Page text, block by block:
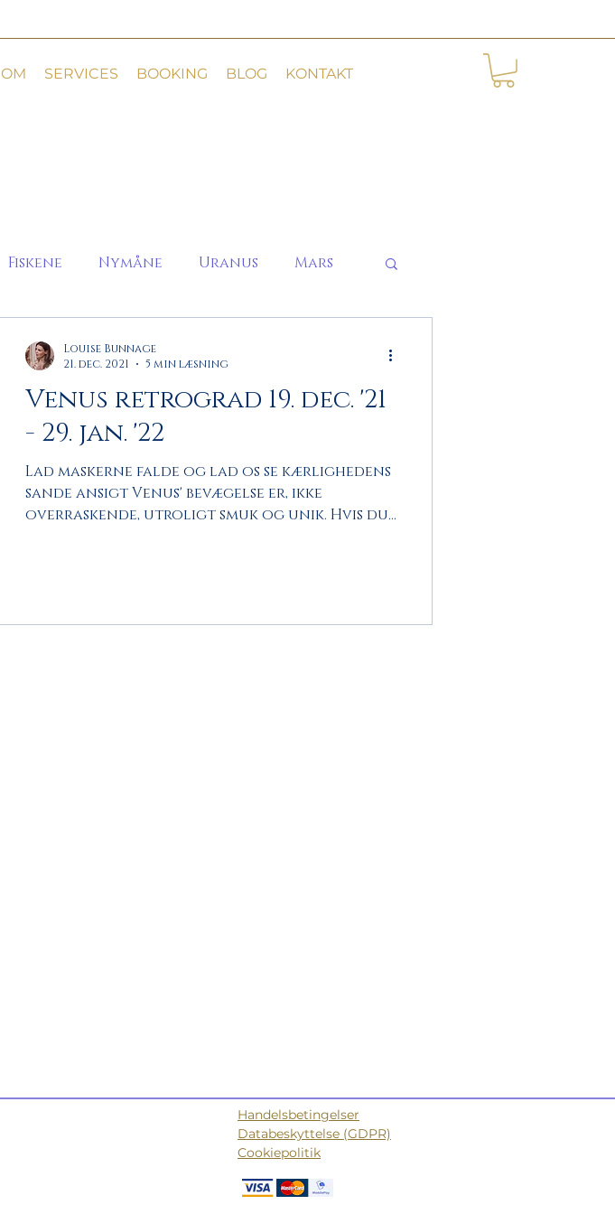
OM SERVICES BOOKING BLOG KONTAKT
Fiskene Nymåne Uranus Mars
Venus retrograd 19. dec. '21
- 29. jan. '22
Lad maskerne falde og lad os se kærlighedens
sande ansigt Venus' bevægelse er, ikke
overraskende, utroligt smuk og unik. Hvis du
Louise Bunnage
21. dec. 2021
5 min læsning
Handelsbetingelser
Databeskyttelse (GDPR)
Cookiepolitik